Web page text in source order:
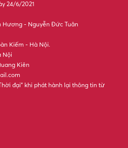
Đề xuất thông báo lịch nghỉ lễ,
Tết trước 30/9: Doanh nghiệp
nói gì?
Áo chống nắng cuốn vào xe